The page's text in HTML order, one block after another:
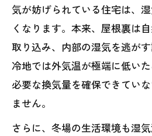
気が妨げられている住宅は、
くなります。本来、屋根裏は
取り込み、内部の湿気を逃が
冷地では外気温が極端に低いた
必要な換気量を確保できてい
ません。
さらに、冬場の生活環境も湿